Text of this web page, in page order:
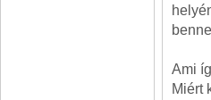
Ami
Miért